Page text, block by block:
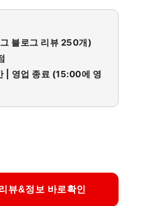
블로그 리뷰 250개)
| 영업 종료 (15:00에 영
뷰&정보 바로확인